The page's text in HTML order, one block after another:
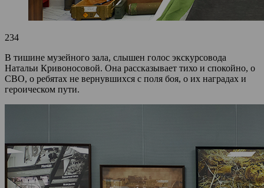
234
В тишине музейного зала, слышен голос экскурсовода
Натальи Кривоносовой. Она рассказывает тихо и спокойно, о
СВО, о ребятах не вернувшихся с поля боя, о их наградах и
героическом пути.